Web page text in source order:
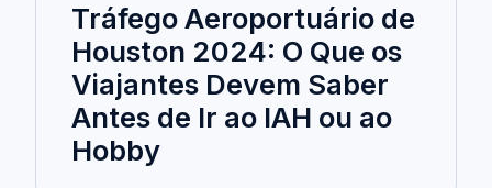
Tráfego Aeroportuário de
Houston 2024: O Que os
Viajantes Devem Saber
Antes de Ir ao IAH ou ao
Hobby